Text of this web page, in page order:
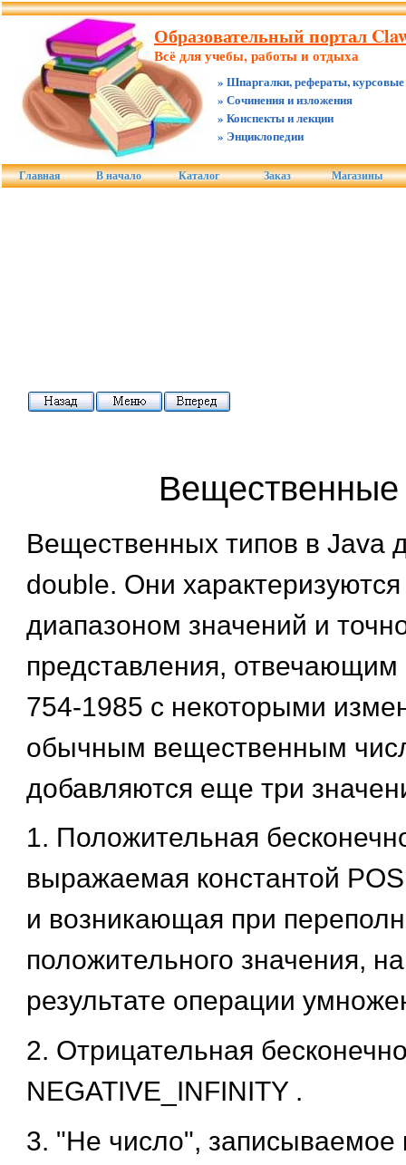
Образовательный портал
Всё для учебы, работы и отдыха
» Шпаргалки, рефераты, курсовые
» Сочинения и изложения
» Конспекты и лекции
» Энциклопедии
Главная В начало Каталог Заказ Магазины
Вещественных типов в Java
double. Они
диапазоном значений и
представления, отвечающим
754-1985 с некоторыми
обычным вещественным
добавляются еще три
1. Положительная
выражаемая константой
и возникающая при
положительного значения,
результате операции
2. Отрицательная
NEGATIVE_INFINITY .
3. "Не число", записываемое